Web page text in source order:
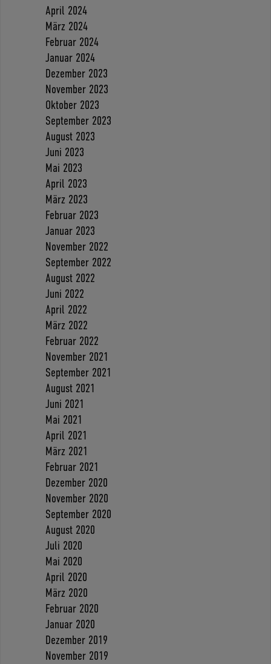
April 2024
März 2024
Februar 2024
Januar 2024
Dezember 2023
November 2023
Oktober 2023
September 2023
August 2023
Juni 2023
Mai 2023
April 2023
März 2023
Februar 2023
Januar 2023
November 2022
September 2022
August 2022
Juni 2022
April 2022
März 2022
Februar 2022
November 2021
September 2021
August 2021
Juni 2021
Mai 2021
April 2021
März 2021
Februar 2021
Dezember 2020
November 2020
September 2020
August 2020
Juli 2020
Mai 2020
April 2020
März 2020
Februar 2020
Januar 2020
Dezember 2019
November 2019